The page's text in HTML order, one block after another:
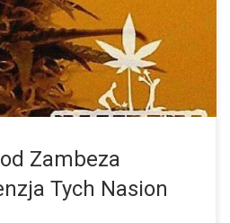
Zambeza
Tych Nasion